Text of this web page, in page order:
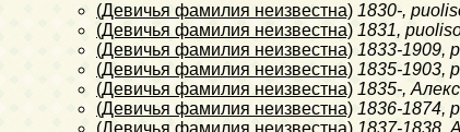
(Девичья фамилия неизвестна) 1830-,
(Девичья фамилия неизвестна) 1831,
(Девичья фамилия неизвестна) 1833-1909,
(Девичья фамилия неизвестна) 1835-1903,
(Девичья фамилия неизвестна) 1835-,
(Девичья фамилия неизвестна) 1836-1874,
(Девичья фамилия неизвестна) 1837-1838,